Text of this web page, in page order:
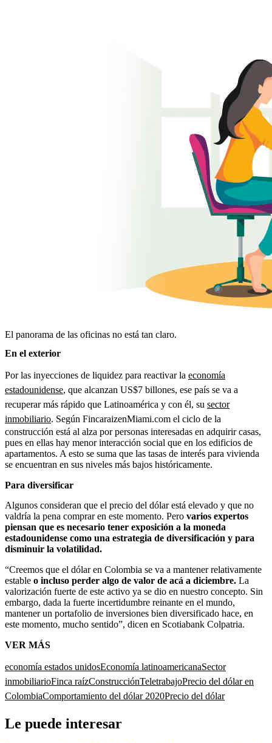
El panorama de las oficinas no está tan claro.
En el exterior
Por las inyecciones de liquidez para reactivar la economía
estadounidense, que alcanzan US$7 billones, ese país se va a
recuperar más rápido que Latinoamérica y con él, su sector
inmobiliario. Según FincaraizenMiami.com el ciclo de la
construcción está al alza por personas interesadas en adquirir casas,
pues en ellas hay menor interacción social que en los edificios de
apartamentos. A esto se suma que las tasas de interés para vivienda
se encuentran en sus niveles más bajos históricamente.
Para diversificar
Algunos consideran que el precio del dólar está elevado y que no
valdría la pena comprar en este momento. Pero varios expertos
piensan que es necesario tener exposición a la moneda
estadounidense como una estrategia de diversificación y para
disminuir la volatilidad.
“Creemos que el dólar en Colombia se va a mantener relativamente
estable o incluso perder algo de valor de acá a diciembre. La
valorización fuerte de este activo ya se dio en nuestro concepto. Sin
embargo, dada la fuerte incertidumbre reinante en el mundo,
mantener un portafolio de inversiones bien diversificado hace, en
este momento, mucho sentido”, dicen en Scotiabank Colpatria.
VER MÁS
economía estados unidosEconomía latinoamericanaSector
inmobiliarioFinca raízConstrucciónTeletrabajoPrecio del dólar en
ColombiaComportamiento del dólar 2020Precio del dólar
Le puede interesar